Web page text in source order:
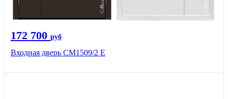
172 700 руб
Входная дверь CМ1509/2 Е